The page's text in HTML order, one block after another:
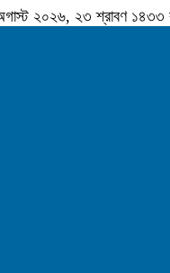
২০২৬, ২৩ শ্রাবণ ১৪৩৩